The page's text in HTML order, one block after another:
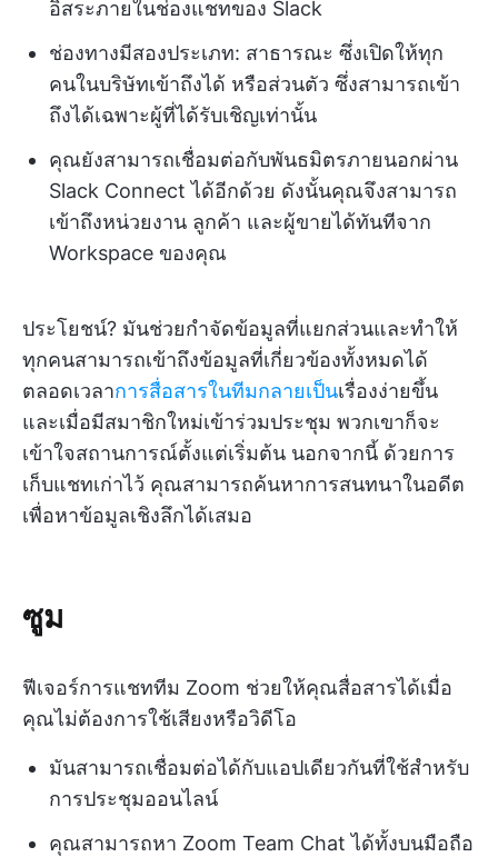
อิสระภายในช่องแชทของ Slack
ช่องทางมีสองประเภท: สาธารณะ ซึ่งเปิดให้ทุก
คนในบริษัทเข้าถึงได้ หรือส่วนตัว ซึ่งสามารถเข้า
ถึงได้เฉพาะผู้ที่ได้รับเชิญเท่านั้น
คุณยังสามารถเชื่อมต่อกับพันธมิตรภายนอกผ่าน
Slack Connect ได้อีกด้วย ดังนั้นคุณจึงสามารถ
เข้าถึงหน่วยงาน ลูกค้า และผู้ขายได้ทันทีจาก
Workspace ของคุณ
ประโยชน์? มันช่วยกำจัดข้อมูลที่แยกส่วนและทำให้
ทุกคนสามารถเข้าถึงข้อมูลที่เกี่ยวข้องทั้งหมดได้
ตลอดเวลาการสื่อสารในทีมกลายเป็นเรื่องง่ายขึ้น
และเมื่อมีสมาชิกใหม่เข้าร่วมประชุม พวกเขาก็จะ
เข้าใจสถานการณ์ตั้งแต่เริ่มต้น นอกจากนี้ ด้วยการ
เก็บแชทเก่าไว้ คุณสามารถค้นหาการสนทนาในอดีต
เพื่อหาข้อมูลเชิงลึกได้เสมอ
ซูม
ฟีเจอร์การแชททีม Zoom ช่วยให้คุณสื่อสารได้เมื่อ
คุณไม่ต้องการใช้เสียงหรือวิดีโอ
มันสามารถเชื่อมต่อได้กับแอปเดียวกันที่ใช้สำหรับ
การประชุมออนไลน์
คุณสามารถหา Zoom Team Chat ได้ทั้งบนมือถือ